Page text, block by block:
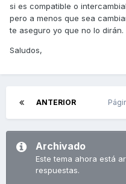
si es compatible o
pero a menos que sea
te aseguro yo que no lo dirán.
Saludos,
ANTERIOR
Archivado
Este tema ahora está
respuestas.